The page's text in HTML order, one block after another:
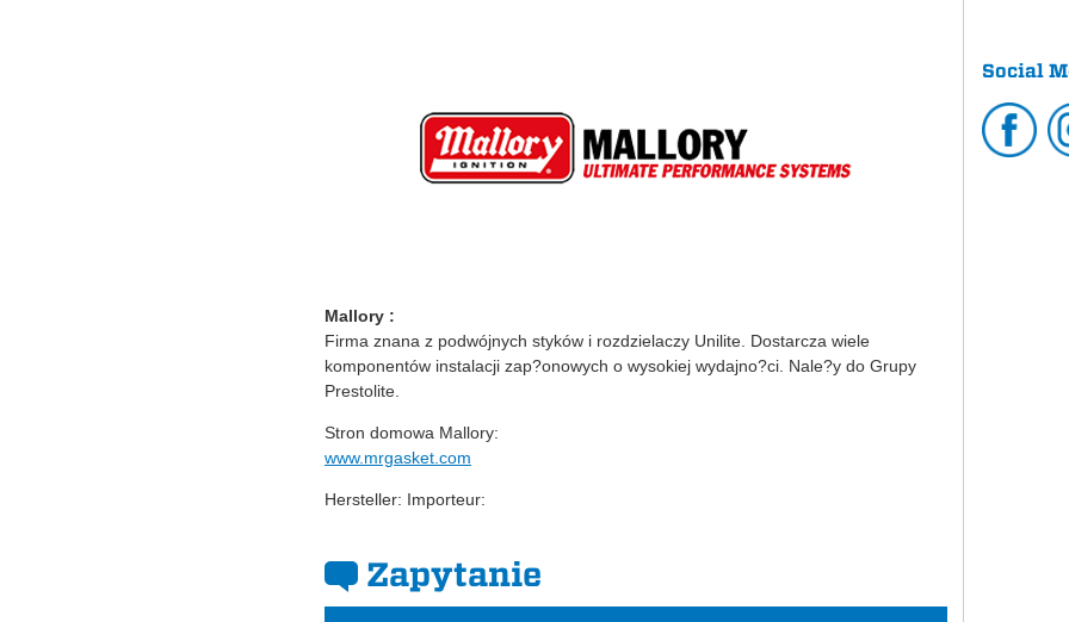
Mallory :
Firma znana z podwójnych styków i rozdzielaczy Unilite. Dostarcza wiele
komponentów instalacji zap?onowych o wysokiej wydajno?ci. Nale?y do Grupy
Prestolite.
Stron domowa Mallory:
www.mrgasket.com
Hersteller: Importeur:
Zapytanie
Social